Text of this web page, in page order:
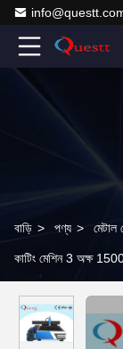
বাড়ি > পণ্য > মেটাল
কাটিং মেশিন 3 অক্ষ